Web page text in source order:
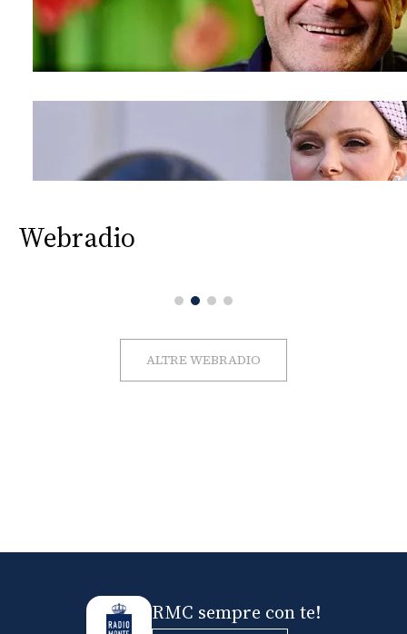
Webradio
ALTRE WEBRADIO
RMC sempre con te!